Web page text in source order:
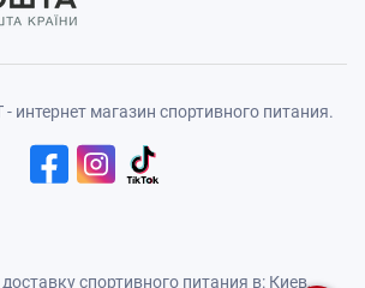
- интернет магазин спортивного питания.
спортивного питания в: Киев,